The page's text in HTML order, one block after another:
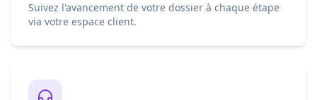
Suivez l'avancement de votre dossier à chaque étape
via votre espace client.